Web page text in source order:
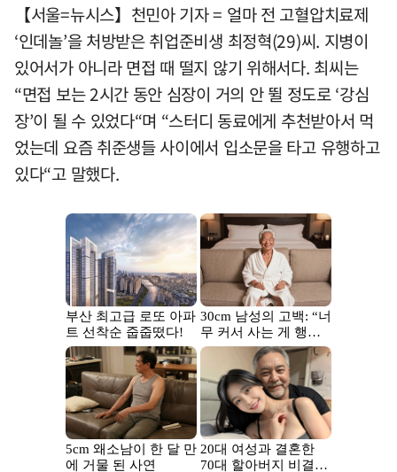
【서울=뉴시스】천민아 기자 = 얼마 전 고혈압치료제
‘인데놀’을 처방받은 취업준비생 최정혁(29)씨. 지병이
있어서가 아니라 면접 때 떨지 않기 위해서다. 최씨는
“면접 보는 2시간 동안 심장이 거의 안 뛸 정도로 ‘강심
장’이 될 수 있었다“며 “스터디 동료에게 추천받아서 먹
었는데 요즘 취준생들 사이에서 입소문을 타고 유행하고
있다“고 말했다.